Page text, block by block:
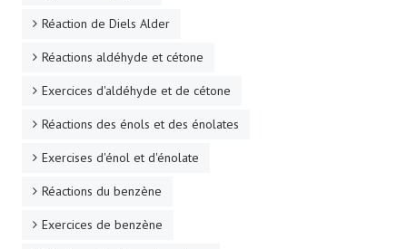
Réaction de Diels Alder
Réactions aldéhyde et cétone
Exercices d'aldéhyde et de cétone
Réactions des énols et des énolates
Exercises d'énol et d'énolate
Réactions du benzène
Exercices de benzène